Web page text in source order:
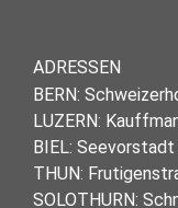
ADRESSEN
BERN:
LUZERN:
BIEL: Seevorstadt
THUN:
SOLOTHURN: